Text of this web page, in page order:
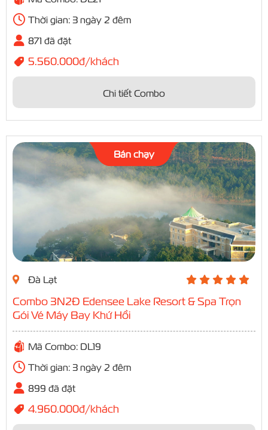
Thời gian: 3 ngày 2 đêm
871 đã đặt
5.560.000đ/khách
Chi tiết Combo
Bán chạy
Đà Lạt
Combo 3N2Đ Edensee Lake Resort & Spa Trọn
Gói Vé Máy Bay Khứ Hồi
Mã Combo: DL19
Thời gian: 3 ngày 2 đêm
899 đã đặt
4.960.000đ/khách